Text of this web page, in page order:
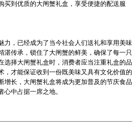
买到优质的大闸蟹礼盒，享受便捷的配送服
力，已经成为了当今社会人们送礼和享用美味
湛传承，锁住了大闸蟹的鲜美，确保了每一只
选择大闸蟹礼盒时，消费者应当注重礼盒的品
，才能保证收到一份既美味又具有文化价值的
增长，大闸蟹礼盒将成为更加普及的节庆食品
心中占据一席之地。